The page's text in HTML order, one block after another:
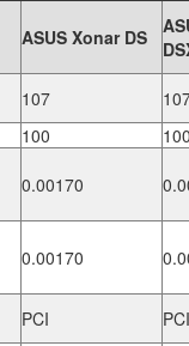
ASUS Xonar DS
107
100 100
0.00170
0.00170
PCI